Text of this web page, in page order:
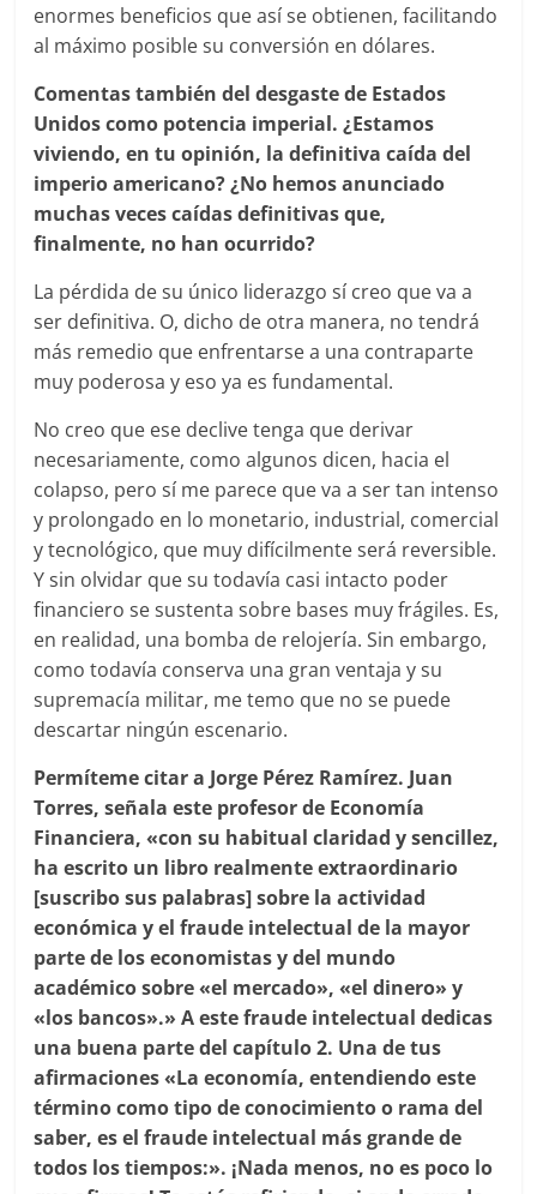
enormes beneficios que así se obtienen, facilitando
al máximo posible su conversión en dólares.
Comentas también del desgaste de Estados
Unidos como potencia imperial. ¿Estamos
viviendo, en tu opinión, la definitiva caída del
imperio americano? ¿No hemos anunciado
muchas veces caídas definitivas que,
finalmente, no han ocurrido?
La pérdida de su único liderazgo sí creo que va a
ser definitiva. O, dicho de otra manera, no tendrá
más remedio que enfrentarse a una contraparte
muy poderosa y eso ya es fundamental.
No creo que ese declive tenga que derivar
necesariamente, como algunos dicen, hacia el
colapso, pero sí me parece que va a ser tan intenso
y prolongado en lo monetario, industrial, comercial
y tecnológico, que muy difícilmente será reversible.
Y sin olvidar que su todavía casi intacto poder
financiero se sustenta sobre bases muy frágiles. Es,
en realidad, una bomba de relojería. Sin embargo,
como todavía conserva una gran ventaja y su
supremacía militar, me temo que no se puede
descartar ningún escenario.
Permíteme citar a Jorge Pérez Ramírez. Juan
Torres, señala este profesor de Economía
Financiera, «con su habitual claridad y sencillez,
ha escrito un libro realmente extraordinario
[suscribo sus palabras] sobre la actividad
económica y el fraude intelectual de la mayor
parte de los economistas y del mundo
académico sobre «el mercado», «el dinero» y
«los bancos».» A este fraude intelectual dedicas
una buena parte del capítulo 2. Una de tus
afirmaciones «La economía, entendiendo este
término como tipo de conocimiento o rama del
saber, es el fraude intelectual más grande de
todos los tiempos:». ¡Nada menos, no es poco lo